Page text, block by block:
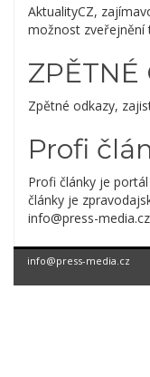
AktualityCZ,
možnost zveřejnění
ZPĚTNÉ
Zpětné odkazy,
Profi
Profi články je
články je
info@press-
info@press-media.cz